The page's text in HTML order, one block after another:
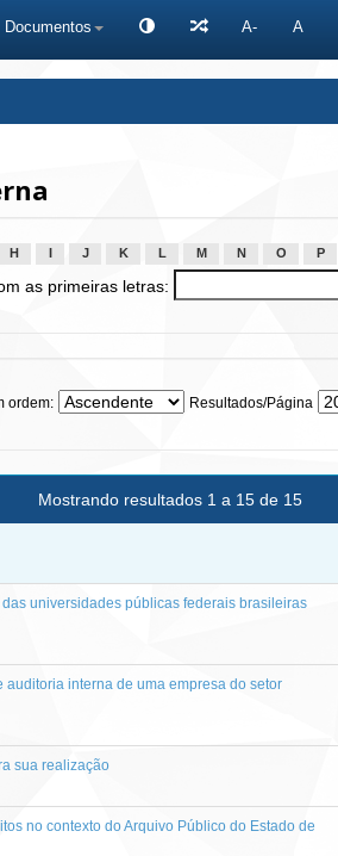
Documentos A- A
H J K L M N O P
as primeiras letras:
ordem: Resultados/Página
Mostrando resultados 1 a 15 de 15
universidades públicas federais brasileiras
interna de uma empresa do setor
sua realização
no contexto do Arquivo Público do Estado de